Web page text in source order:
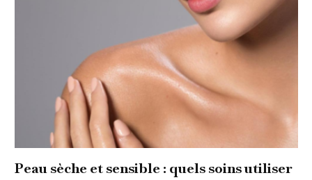
Peau sèche et sensible : quels soins utiliser